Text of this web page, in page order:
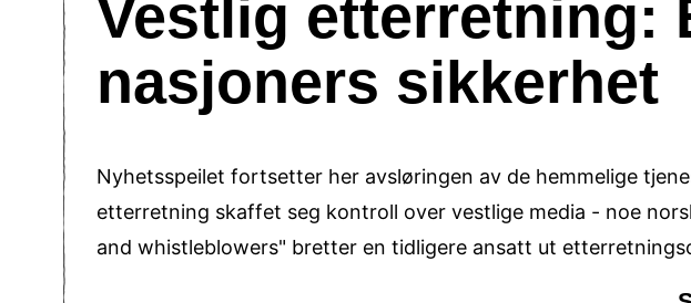
Vestlig etterretning:
nasjoners sikkerhet
Nyhetsspeilet fortsetter her avsløringen av de hemmelige
etterretning skaffet seg kontroll over vestlige media - noe
and whistleblowers" bretter en tidligere ansatt ut